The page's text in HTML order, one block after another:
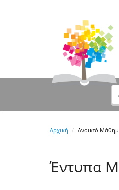
Αρχική Ανοικτό
Έντυπα